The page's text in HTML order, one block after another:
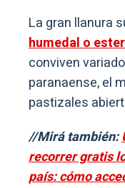
La gran llanura
humedal o
conviven
paranaense, el
pastizales
//Mirá también:
recorrer gratis
país: cómo